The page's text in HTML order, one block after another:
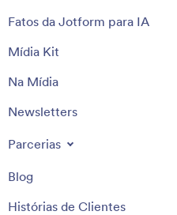
Fatos da Jotform para IA
Mídia Kit
Na Mídia
Newsletters
Parcerias
Blog
Histórias de Clientes